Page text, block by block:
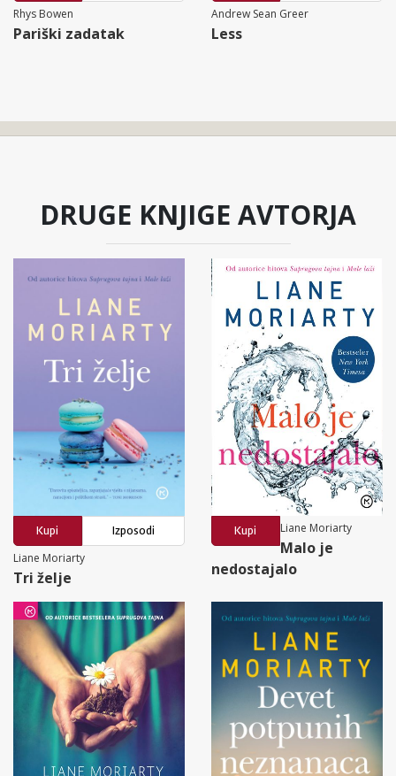
Rhys Bowen
Pariški zadatak
Andrew Sean Greer
Less
DRUGE KNJIGE AVTORJA
Kupi
Izposodi
Liane Moriarty
Tri želje
Kupi Liane Moriarty
Malo je
nedostajalo